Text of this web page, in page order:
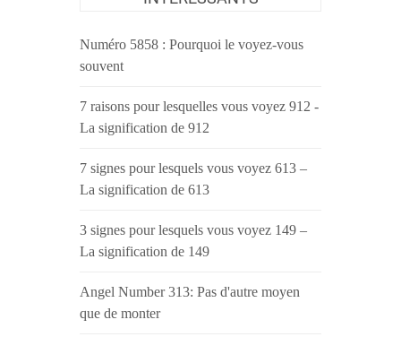
Numéro 5858 : Pourquoi le voyez-vous
souvent
7 raisons pour lesquelles vous voyez 912 -
La signification de 912
7 signes pour lesquels vous voyez 613 –
La signification de 613
3 signes pour lesquels vous voyez 149 –
La signification de 149
Angel Number 313: Pas d'autre moyen
que de monter